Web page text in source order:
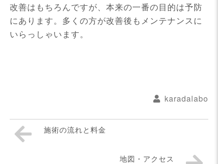
改善はもちろんですが、本来の一番の目的は予防
にあります。多くの方が改善後もメンテナンスに
いらっしゃいます。
karadalabo
施術の流れと料金
地図・アクセス